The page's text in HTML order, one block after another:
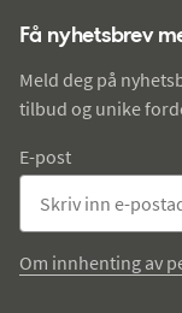
Få nyhetsbrev
Meld deg på
tilbud og unike
E-post
Om innhenting av